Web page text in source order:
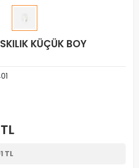
KÜÇÜK BOY
TL